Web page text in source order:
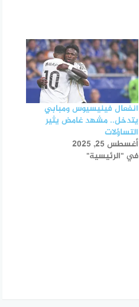
انفعال فينيسيوس ومبابي
يتدخل.. مشهد غامض يثير
التساؤلات
أغسطس 25, 2025
في "الرئيسية"